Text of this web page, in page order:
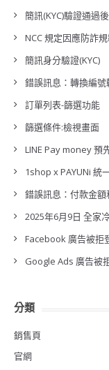
簡訊(KYC)驗證通過
NCC 規定因應防詐
簡訊身分驗證(KYC)
錯誤訊息：轉換編
訂單列表-篩選功能
篩選條件:檢視畫面
LINE Pay money 預
1shop x PAYUNi 統
錯誤訊息：付款金額
2025年6月9日 全家
Facebook 廣告被拒
Google Ads 廣告被
分類
銷售頁
官網